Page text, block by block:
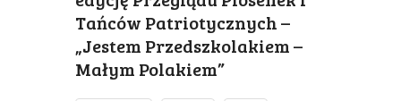
Tańców Patriotycznych –
„Jestem Przedszkolakiem –
Małym Polakiem”